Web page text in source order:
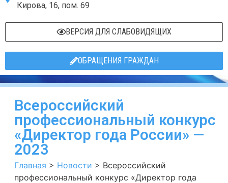
Кирова, 16, пом. 69
ВЕРСИЯ ДЛЯ СЛАБОВИДЯЩИХ
ОБРАЩЕНИЯ ГРАЖДАН
Всероссийский
профессиональный конкурс
«Директор года России» —
2023
Главная > Новости > Всероссийский
профессиональный конкурс «Директор года